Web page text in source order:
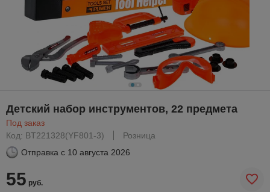
Детский набор инструментов, 22 предмета
Под заказ
Код: BT221328(YF801-3)
Розница
Отправка с 10 августа 2026
55 руб.